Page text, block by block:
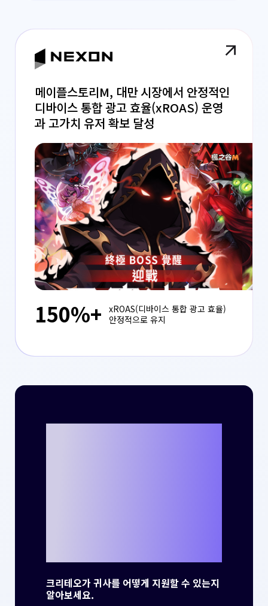
메이플스토리M, 대만 시장에서 안정적인
디바이스 통합 광고 효율(xROAS) 운영
과 고가치 유저 확보 달성
150%+
xROAS(디바이스 통합 광고 효율)
안정적으로 유지
크리테오가 귀사를 어떻게 지원할 수 있는지
알아보세요.